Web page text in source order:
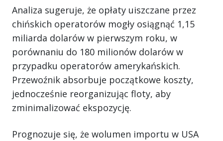
Analiza sugeruje, że opłaty uiszczane przez
chińskich operatorów mogły osiągnąć 1,15
miliarda dolarów w pierwszym roku, w
porównaniu do 180 milionów dolarów w
przypadku operatorów amerykańskich.
Przewoźnik absorbuje początkowe koszty,
jednocześnie reorganizując floty, aby
zminimalizować ekspozycję.
Prognozuje się, że wolumen importu w USA